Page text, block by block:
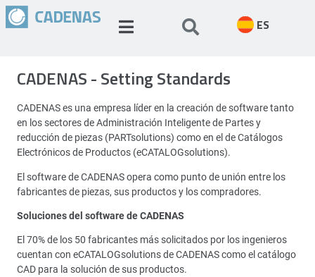
ES
CADENAS - Setting Standards
CADENAS es una empresa líder en la creación de software tanto
en los sectores de Administración Inteligente de Partes y
reducción de piezas (PARTsolutions) como en el de Catálogos
Electrónicos de Productos (eCATALOGsolutions).
El software de CADENAS opera como punto de unión entre los
fabricantes de piezas, sus productos y los compradores.
Soluciones del software de CADENAS
El 70% de los 50 fabricantes más solicitados por los ingenieros
cuentan con eCATALOGsolutions de CADENAS como el catálogo
CAD para la solución de sus productos.